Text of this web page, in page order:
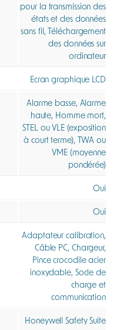
pour la transmission des
états et des données
sans fil, Téléchargement
des données sur
ordinateur
Ecran graphique LCD
Alarme basse, Alarme
haute, Homme mort,
STEL ou VLE (exposition
à court terme), TWA ou
VME (moyenne
pondérée)
Oui
Oui
Adaptateur calibration,
Câble PC, Chargeur,
Pince crocodile acier
inoxydable, Socle de
charge et
communication
Honeywell Safety Suite